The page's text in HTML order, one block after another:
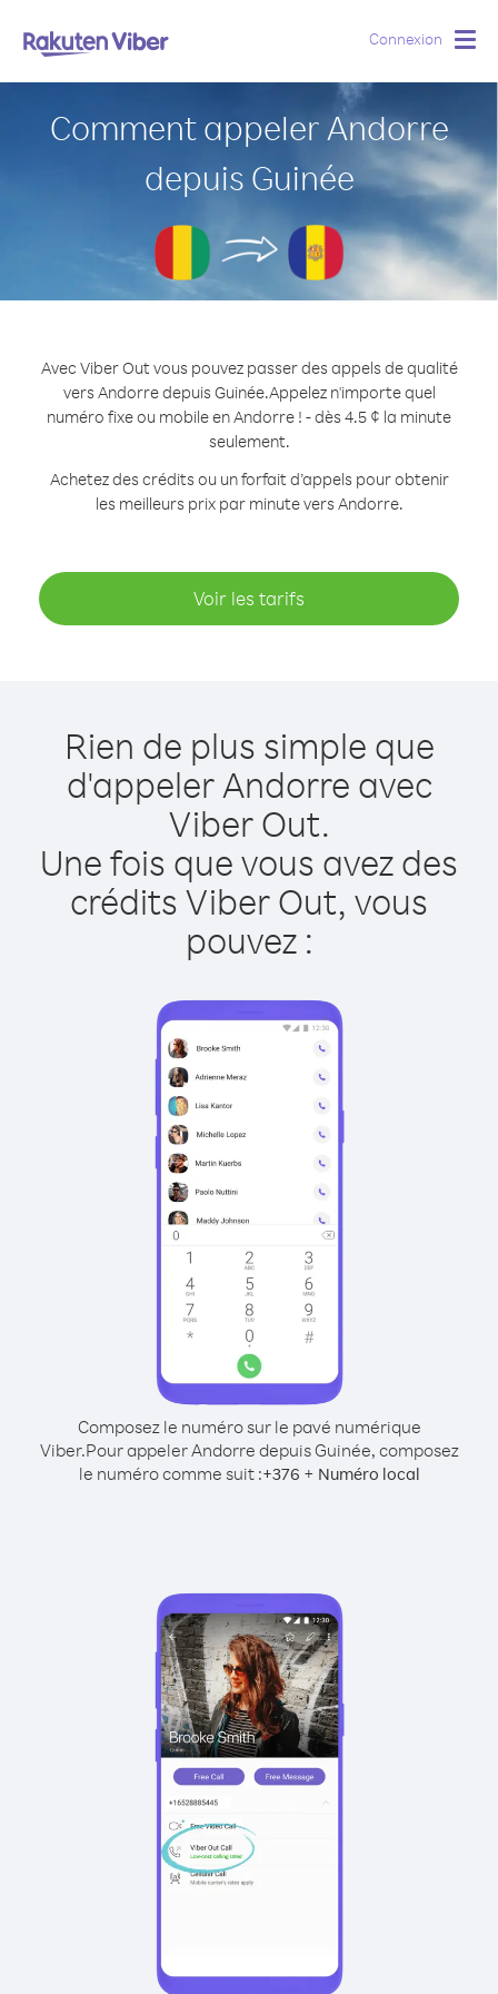
Connexion
Comment appeler Andorre
depuis Guinée
Avec Viber Out vous pouvez passer des appels de qualité
vers Andorre depuis Guinée.Appelez n'importe quel
numéro fixe ou mobile en Andorre ! - dès 4.5 ¢ la minute
seulement.
Achetez des crédits ou un forfait d’appels pour obtenir
les meilleurs prix par minute vers Andorre.
Voir les tarifs
Rien de plus simple que
d'appeler Andorre avec
Viber Out.
Une fois que vous avez des
crédits Viber Out, vous
pouvez :
Composez le numéro sur le pavé numérique
Viber.Pour appeler Andorre depuis Guinée, composez
le numéro comme suit :+376 + Numéro local